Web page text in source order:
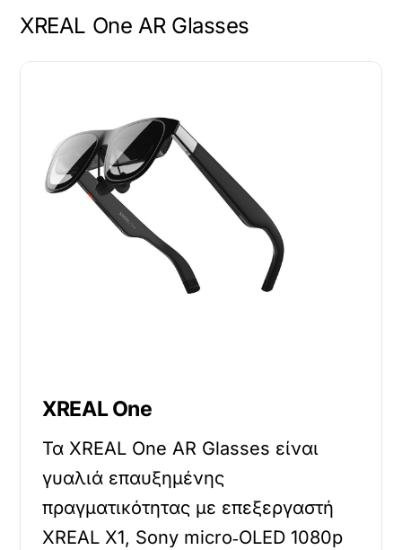
XREAL One AR Glasses
XREAL One
Τα XREAL One AR Glasses είναι
γυαλιά επαυξημένης
πραγματικότητας με επεξεργαστή
XREAL X1, Sony micro‑OLED 1080p